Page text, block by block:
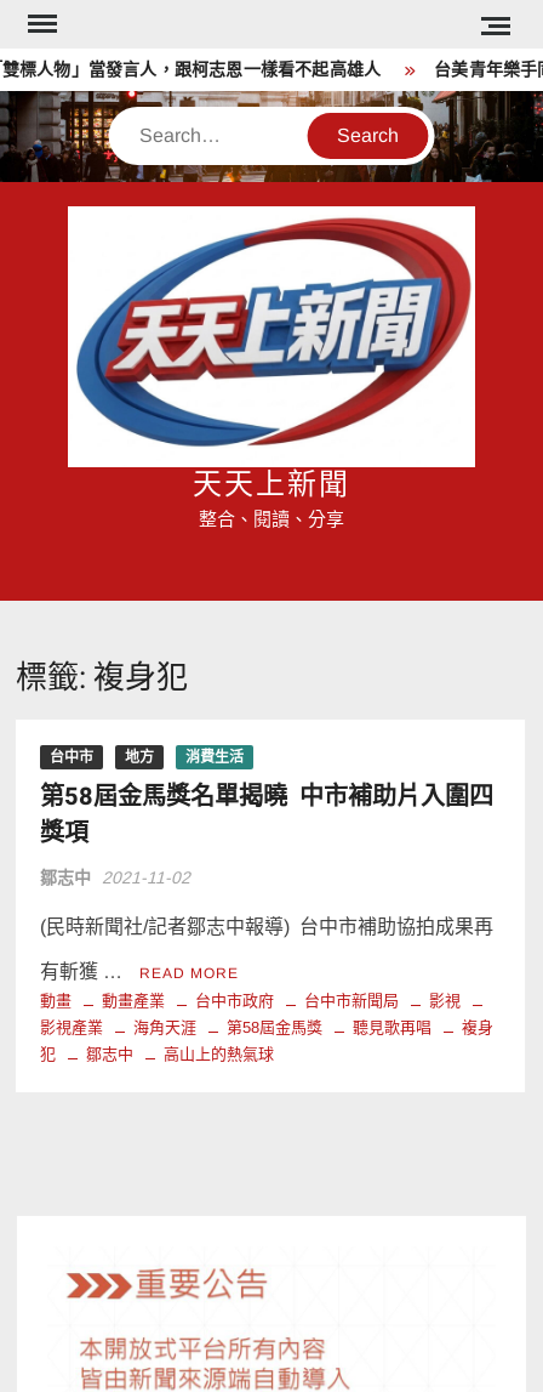
Skip
content
人物」當發言人，跟柯志恩一樣看不起高雄人 台美青年樂手
Search
天天上新聞
整合、閱讀、分享
標籤: 複身犯
台中市 地方 消費生活
第58屆金馬獎名單揭曉 中市補助片入圍四
獎項
鄒志中 2021-11-02
(民時新聞社/記者鄒志中報導) 台中市補助協拍成果再
有斬獲 … READ MORE
動畫 動畫產業 台中市政府 台中市新聞局
影視
影視產業
海角天涯 第58屆金馬獎 聽見歌再唱
複身
犯
鄒志中 高山上的熱氣球